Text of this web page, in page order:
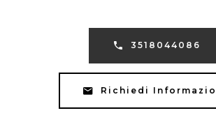
3518044086
Richiedi